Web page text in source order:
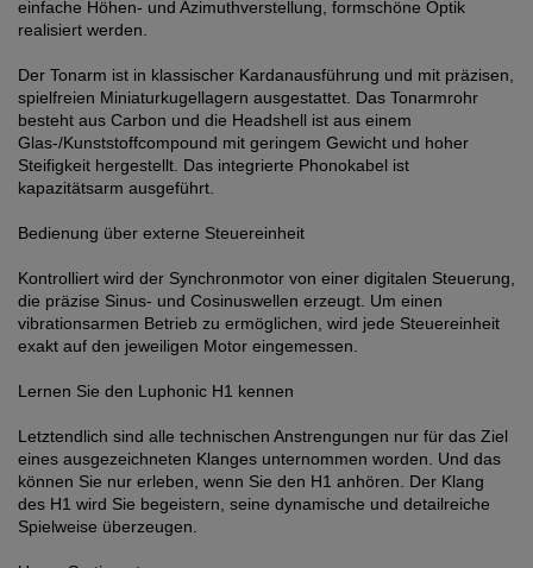
einfache Höhen- und Azimuthverstellung, formschöne Optik
realisiert werden.
Der Tonarm ist in klassischer Kardanausführung und mit präzisen,
spielfreien Miniaturkugellagern ausgestattet. Das Tonarmrohr
besteht aus Carbon und die Headshell ist aus einem
Glas-/Kunststoffcompound mit geringem Gewicht und hoher
Steifigkeit hergestellt. Das integrierte Phonokabel ist
kapazitätsarm ausgeführt.
Bedienung über externe Steuereinheit
Kontrolliert wird der Synchronmotor von einer digitalen Steuerung,
die präzise Sinus- und Cosinuswellen erzeugt. Um einen
vibrationsarmen Betrieb zu ermöglichen, wird jede Steuereinheit
exakt auf den jeweiligen Motor eingemessen.
Lernen Sie den Luphonic H1 kennen
Letztendlich sind alle technischen Anstrengungen nur für das Ziel
eines ausgezeichneten Klanges unternommen worden. Und das
können Sie nur erleben, wenn Sie den H1 anhören. Der Klang
des H1 wird Sie begeistern, seine dynamische und detailreiche
Spielweise überzeugen.